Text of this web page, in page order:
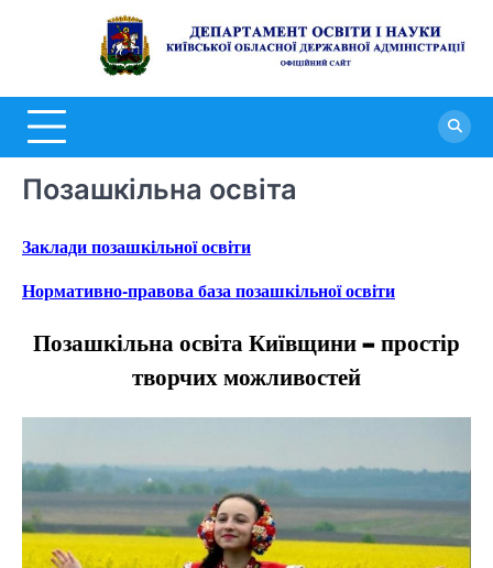
Позашкільна освіта
Заклади позашкільної освіти
Нормативно-правова база позашкільної освіти
Позашкільна освіта Київщини – простір
творчих можливостей